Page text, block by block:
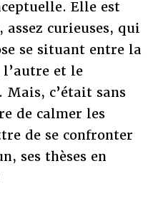
Elle est
assez curieuses, qui
se situant entre la
l’autre et le
Mais, c’était sans
de calmer les
de se confronter
ses thèses en